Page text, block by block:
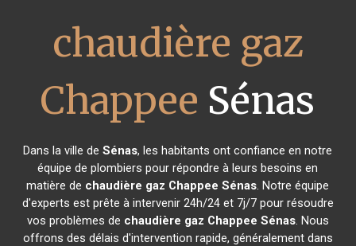
chaudière gaz
Chappee Sénas
Dans la ville deSénas, les habitants ont confiance en notre
équipe de plombiers pour répondre à leurs besoins en
matière de chaudière gaz Chappee Sénas. Notre équipe
d'experts est prête à intervenir 24h/24 et 7j/7 pour résoudre
vos problèmes de chaudière gaz Chappee Sénas. Nous
offrons des délais d'intervention rapide, généralement dans